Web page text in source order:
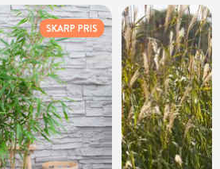
SKARP PRIS